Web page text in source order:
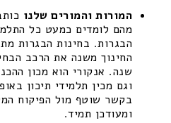
המורות והמורים שלנו
מהם לומדים כמעט כל
הבגרות. בחינות הבגרות
החינוך משנה את הרכב
שנה. אנקורי הוא מכון
וגם מכין תלמידי תיכון
בקשר שוטף מול הפיקוח
ומעודכן תמיד.